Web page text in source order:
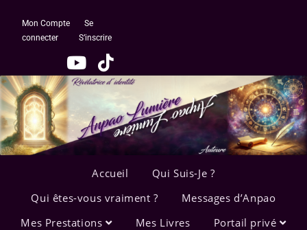
Mon Compte
Se
connecter
S’inscrire
Accueil
Qui Suis-Je ?
Qui êtes-vous vraiment ?
Messages d’Anpao
Mes Prestations
Mes Livres
Portail privé